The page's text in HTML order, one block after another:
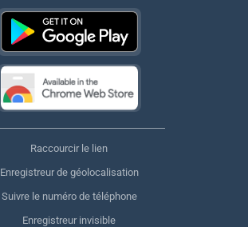
Raccourcir le lien
Enregistreur de géolocalisation
Suivre le numéro de téléphone
Enregistreur invisible